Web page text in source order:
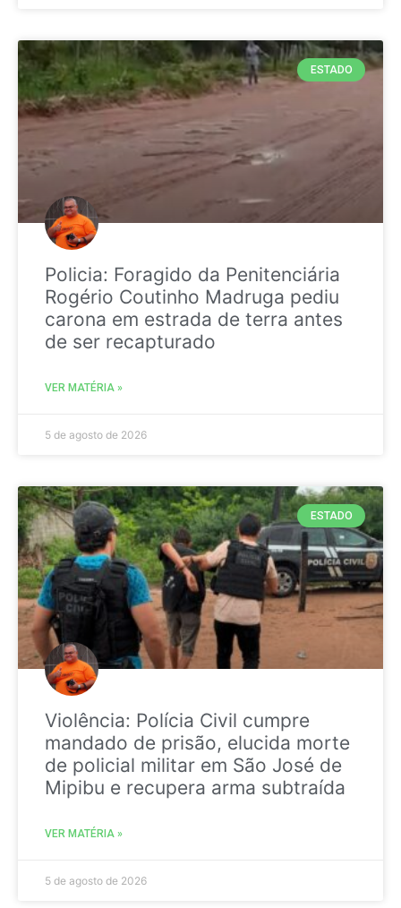
ESTADO
Policia: Foragido da Penitenciária
Rogério Coutinho Madruga pediu
carona em estrada de terra antes
de ser recapturado
VER MATÉRIA »
5 de agosto de 2026
ESTADO
Violência: Polícia Civil cumpre
mandado de prisão, elucida morte
de policial militar em São José de
Mipibu e recupera arma subtraída
VER MATÉRIA »
5 de agosto de 2026